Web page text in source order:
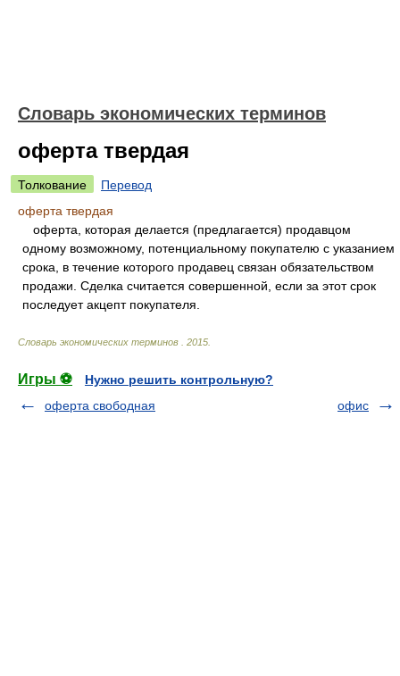
Словарь экономических терминов
оферта твердая
Толкование
Перевод
оферта твердая
оферта, которая делается (предлагается) продавцом
одному возможному, потенциальному покупателю с указанием
срока, в течение которого продавец связан обязательством
продажи. Сделка считается совершенной, если за этот срок
последует акцепт покупателя.
Словарь экономических терминов 2015
Игры ⚽
Нужно решить контрольную?
оферта свободная
офис